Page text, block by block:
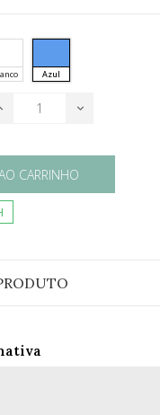
Azul
CARRINHO